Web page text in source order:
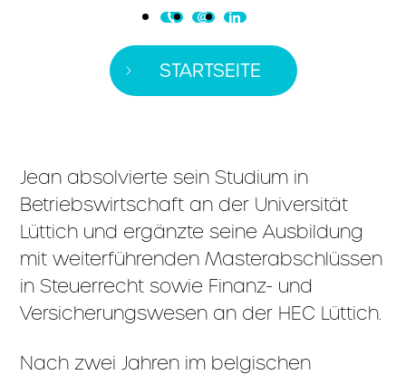
STARTSEITE
Jean absolvierte sein Studium in
Betriebswirtschaft an der Universität
Lüttich und ergänzte seine Ausbildung
mit weiterführenden Masterabschlüssen
in Steuerrecht sowie Finanz- und
Versicherungswesen an der HEC Lüttich.
Nach zwei Jahren im belgischen